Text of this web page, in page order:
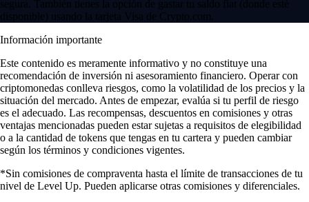
segura. También tienes la opción de gastar tu saldo fiat (donde esté
disponible) usando la tarjeta Visa de Crypto.com.
Información importante
Este contenido es meramente informativo y no constituye una
recomendación de inversión ni asesoramiento financiero. Operar con
criptomonedas conlleva riesgos, como la volatilidad de los precios y la
situación del mercado. Antes de empezar, evalúa si tu perfil de riesgo
es el adecuado. Las recompensas, descuentos en comisiones y otras
ventajas mencionadas pueden estar sujetas a requisitos de elegibilidad
o a la cantidad de tokens que tengas en tu cartera y pueden cambiar
según los términos y condiciones vigentes.
*Sin comisiones de compraventa hasta el límite de transacciones de tu
nivel de Level Up. Pueden aplicarse otras comisiones y diferenciales.